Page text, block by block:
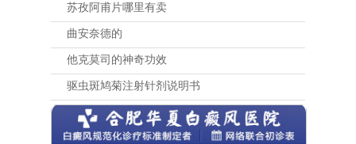
苏孜阿甫片哪里有卖
曲安奈德的
他克莫司的神奇功效
驱虫斑鸠菊注射针剂说明书